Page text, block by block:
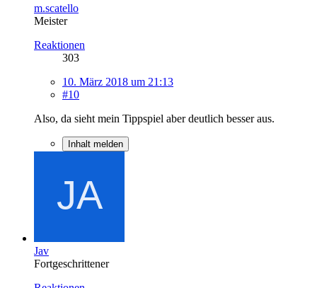
m.scatello
Meister
Reaktionen
303
10. März 2018 um 21:13
#10
Also, da sieht mein Tippspiel aber deutlich besser aus.
Inhalt melden
Jav
Fortgeschrittener